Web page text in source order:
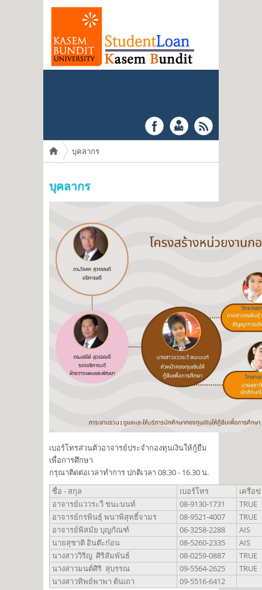
You are here
บุคลากร
บุคลากร
เบอร์โทรส่วนตัวอาจารย์ประจำกองทุนเงินให้กู้ยืม
เพื่อการศึกษา
กรุณาติดต่อเวลาทำการ ปกติเวลา 08.30 - 16.30 น.
ชื่อ - สกุล
เบอร์โทร
เครือ
อาจารย์แววระวี ชนะนนท์
08-9130-1731
TRUE
อาจารย์กรพินธุ์ พนาพิสุทธิ์จามร
08-9521-4007
TRUE
อาจารย์พิสมัย บุญกัณฑ์
06-3258-2288
AIS
นายสุชาติ อินต๊ะก๋อน
08-5260-2335
AIS
นางสาววิริญ ศิริสัมพันธ์
08-0259-0887
TRUE
นางสาวมนต์ศิริ สุบรรณ
09-5564-2625
TRUE
นางสาวทิพย์พาพา ต้นเถา
09-5516-6412